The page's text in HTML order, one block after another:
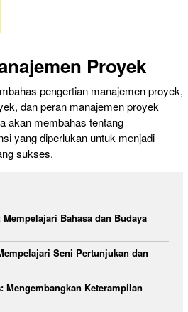
Proyek
pengertian manajemen proyek,
dan peran manajemen proyek
akan membahas tentang
yang diperlukan untuk menjadi
sukses.
Bahasa dan Budaya
Seni Pertunjukan dan
Mengembangkan Keterampilan